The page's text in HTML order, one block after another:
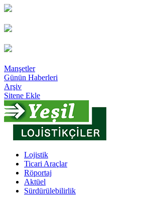
Manşetler
Günün Haberleri
Arşiv
Sitene Ekle
Lojistik
Ticari Araçlar
Röportaj
Aktüel
Sürdürülebilirlik